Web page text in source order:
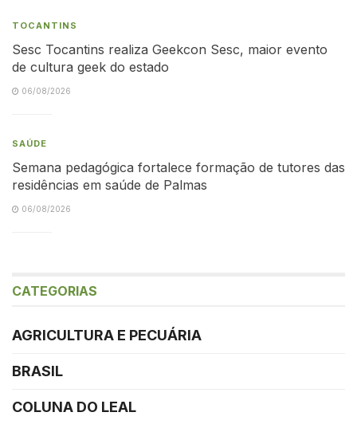
TOCANTINS
Sesc Tocantins realiza Geekcon Sesc, maior evento
de cultura geek do estado
06/08/2026
SAÚDE
Semana pedagógica fortalece formação de tutores das
residências em saúde de Palmas
06/08/2026
CATEGORIAS
AGRICULTURA E PECUÁRIA
BRASIL
COLUNA DO LEAL